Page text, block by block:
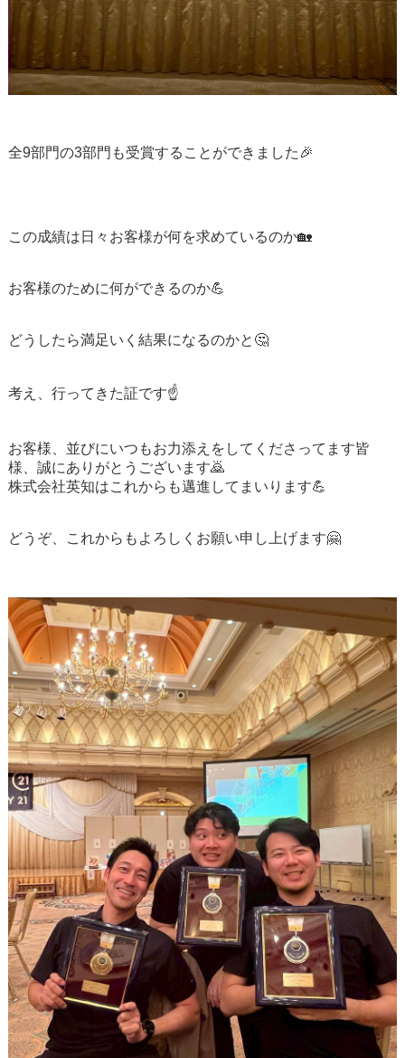
全9部門の3部門も受賞することができました🎉
この成績は日々お客様が何を求めているのか🏡
お客様のために何ができるのか💪
どうしたら満足いく結果になるのかと🤔
考え、行ってきた証です☝️
お客様、並びにいつもお力添えをしてくださってます皆
様、誠にありがとうございます🙇
株式会社英知はこれからも邁進してまいります💪
どうぞ、これからもよろしくお願い申し上げます🤗